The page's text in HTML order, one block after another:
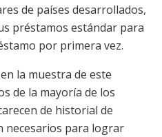
de países desarrollados,
préstamos estándar para
por primera vez.
la muestra de este
de la mayoría de los
de historial de
necesarios para lograr